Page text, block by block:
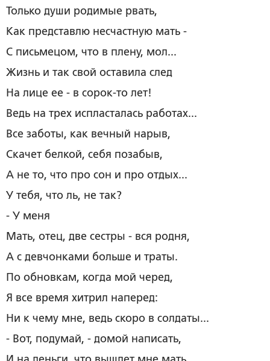
Только души родимые рвать,
Как представлю несчастную мать -
С письмецом, что в плену, мол...
Жизнь и так свой оставила след
На лице ее - в сорок-то лет!
Ведь на трех испласталась работах...
Все заботы, как вечный нарыв,
Скачет белкой, себя позабыв,
А не то, что про сон и про отдых...
У тебя, что ль, не так?
- У меня
Мать, отец, две сестры - вся родня,
А с девчонками больше и траты.
По обновкам, когда мой черед,
Я все время хитрил наперед:
Ни к чему мне, ведь скоро в солдаты...
- Вот, подумай, - домой написать,